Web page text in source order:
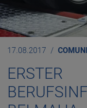
17.08.2017
ERSTER